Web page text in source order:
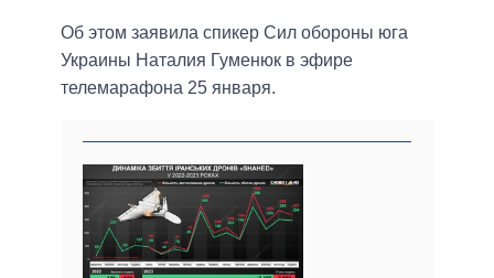
Об этом заявила спикер Сил обороны юга
Украины Наталия Гуменюк в эфире
телемарафона 25 января.